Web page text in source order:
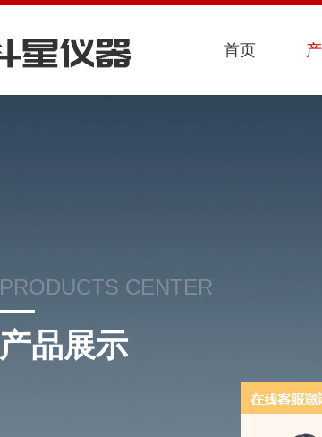
首页
PRODUCTS CENTER
产品展示